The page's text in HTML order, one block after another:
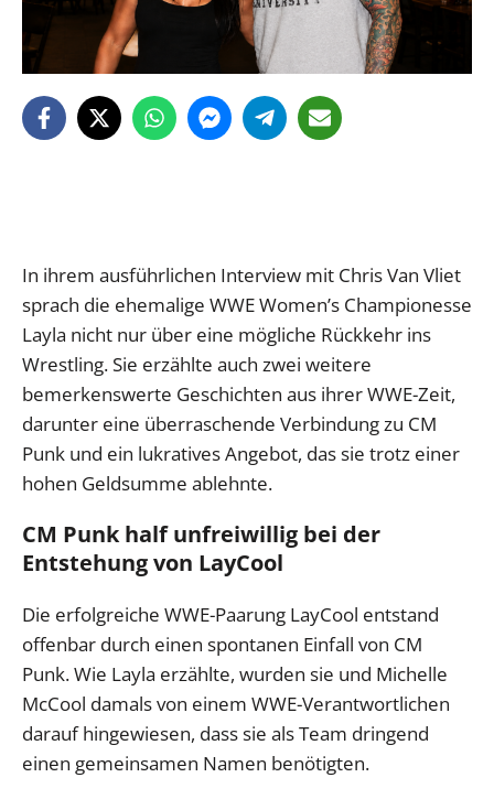
In ihrem ausführlichen Interview mit Chris Van Vliet
sprach die ehemalige WWE Women’s Championesse
Layla nicht nur über eine mögliche Rückkehr ins
Wrestling. Sie erzählte auch zwei weitere
bemerkenswerte Geschichten aus ihrer WWE-Zeit,
darunter eine überraschende Verbindung zu CM
Punk und ein lukratives Angebot, das sie trotz einer
hohen Geldsumme ablehnte.
CM Punk half unfreiwillig bei der
Entstehung von LayCool
Die erfolgreiche WWE-Paarung LayCool entstand
offenbar durch einen spontanen Einfall von CM
Punk. Wie Layla erzählte, wurden sie und Michelle
McCool damals von einem WWE-Verantwortlichen
darauf hingewiesen, dass sie als Team dringend
einen gemeinsamen Namen benötigten.